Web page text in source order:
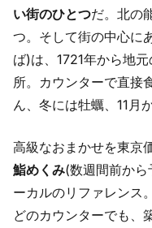
い街のひとつだ。北の
つ。そして街の中心に
ば)は、1721年から地
所。カウンターで直接
ん、冬には牡蠣、11月
高級なおまかせを東京
鮨めくみ(数週間前か
ーカルのリファレンス
どのカウンターでも